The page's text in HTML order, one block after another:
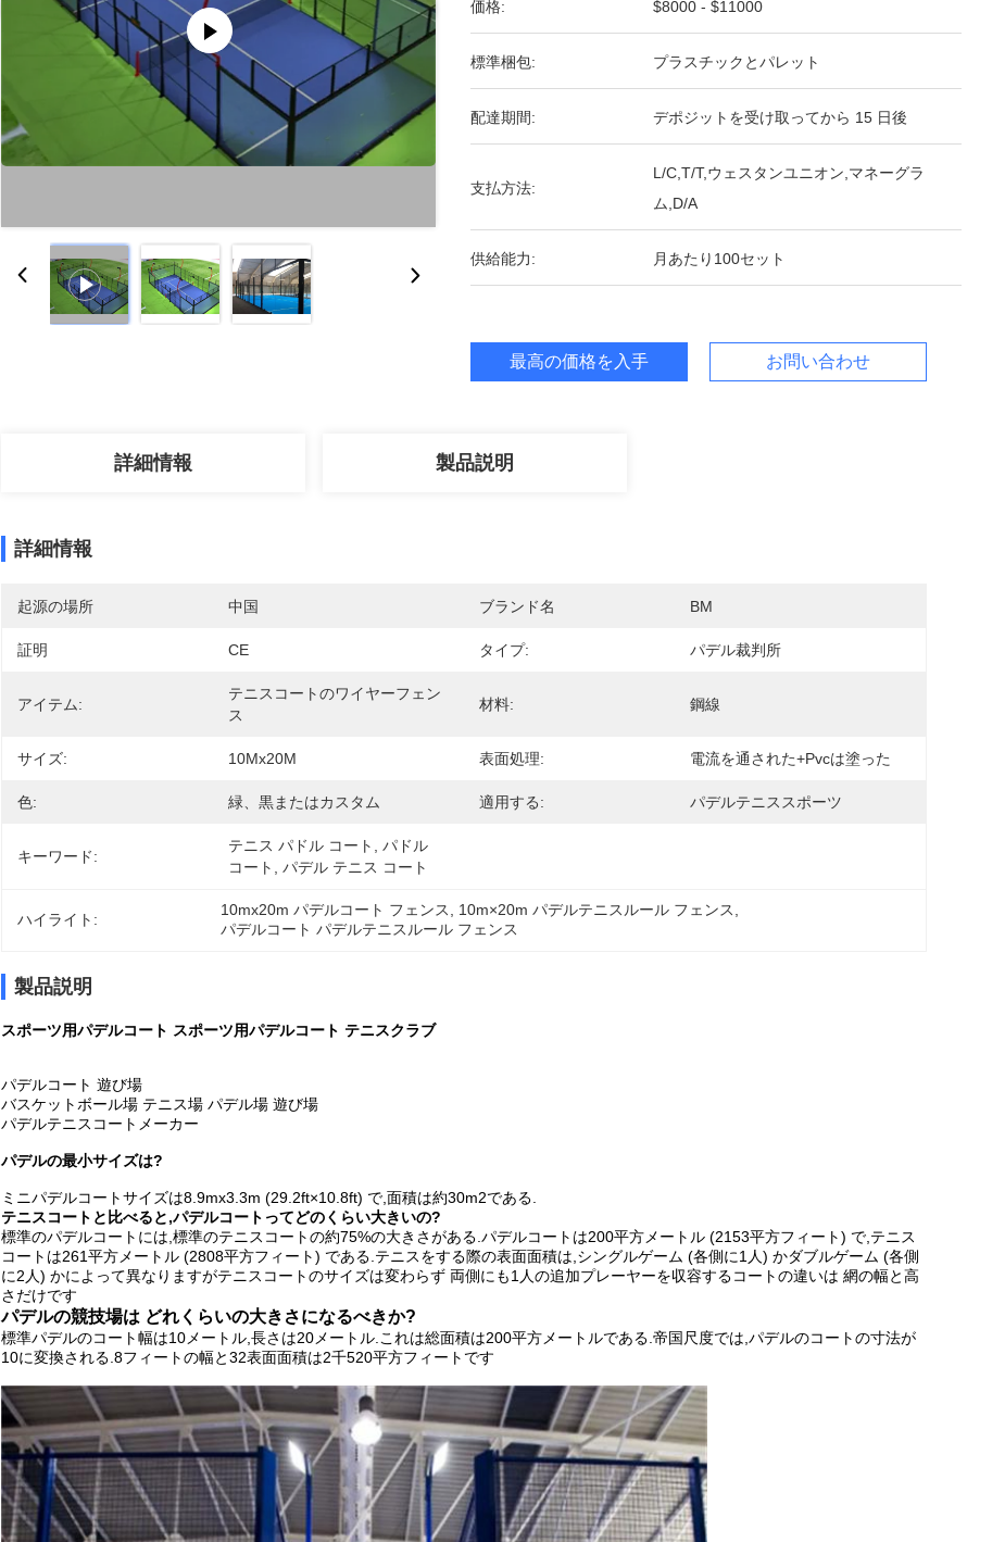
価格: $8000 - $11000
標準梱包: プラスチックとパレット
配達期間: デポジットを受け取ってから 15 日後
支払方法:
L/C,T/T,ウェスタンユニオン,マネーグラ
ム,D/A
供給能力: 月あたり100セット
最高の価格を入手 お問い合わせ
詳細情報 製品説明
詳細情報
起源の場所 中国 ブランド名 BM
証明 CE タイプ: パデル裁判所
アイテム:
テニスコートのワイヤーフェン
ス
材料: 鋼線
サイズ: 10Mx20M 表面処理: 電流を通された+pvcは塗った
色: 緑、黒またはカスタム 適用する: パデルテニススポーツ
キーワード:
テニス パドル コート, パドル
コート, パデル テニス コート
ハイライト:
10mx20m パデルコート フェンス 10m×20m パデルテニスルール フェンス
パデルコート パデルテニスルール フェンス
製品説明
スポーツ用パデルコート スポーツ用パデルコート テニスクラブ
パデルコート 遊び場
バスケットボール場 テニス場 パデル場 遊び場
パデルテニスコートメーカー
パデルの最小サイズは?
ミニパデルコートサイズは8.9mx3.3m (29.2ft×10.8ft) で,面積は約30m2である.
テニスコートと比べると,パデルコートってどのくらい大きいの?
標準のパデルコートには,標準のテニスコートの約75%の大きさがある.パデルコートは200平方メートル (2153平方フィート) で,テニス
コートは261平方メートル (2808平方フィート) である.テニスをする際の表面面積は,シングルゲーム (各側に1人) かダブルゲーム (各側
に2人) かによって異なりますがテニスコートのサイズは変わらず 両側にも1人の追加プレーヤーを収容するコートの違いは 網の幅と高
さだけです
パデルの競技場は どれくらいの大きさになるべきか?
標準パデルのコート幅は10メートル,長さは20メートル.これは総面積は200平方メートルである.帝国尺度では,パデルのコートの寸法が
10に変換される.8フィートの幅と32表面面積は2千520平方フィートです